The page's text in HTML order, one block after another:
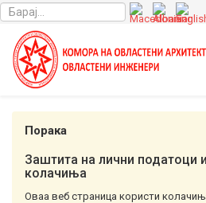
Порака
Заштита на лични податоци
колачиња
Оваа веб страница користи